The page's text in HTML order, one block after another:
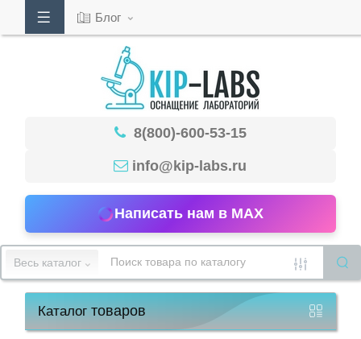
53-
15
Блог
8(800)-600-53-15
info@kip-labs.ru
Написать нам в MAX
Весь каталог
Каталогтоваров